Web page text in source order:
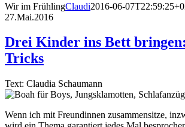
Wir im FrühlingClaudi2016-06-
27.Mai.2016
Drei Kinder ins Bett
Tricks
Text: Claudia Schaumann
Wenn ich mit Freundinnen zusammensitze,